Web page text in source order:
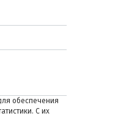
обеспечения
С их